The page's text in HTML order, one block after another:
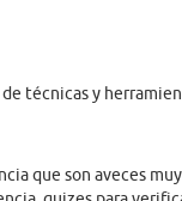
técnicas y
que son aveces